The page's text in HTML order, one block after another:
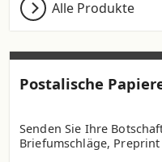
Alle Produkte
Postalische
Senden Sie Ihre
Briefumschläge,